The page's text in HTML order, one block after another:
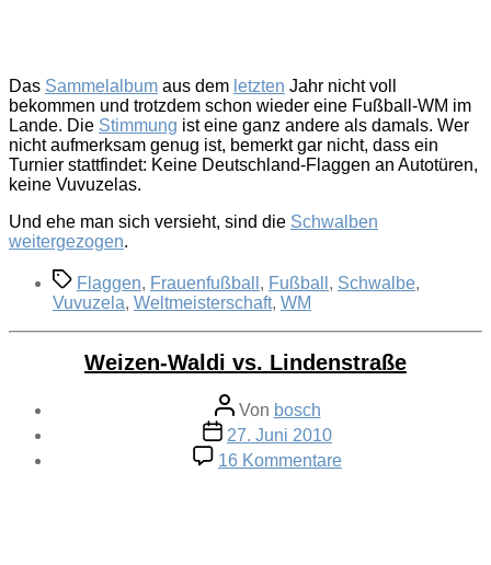
Das Sammelalbum aus dem letzten Jahr nicht voll
bekommen und trotzdem schon wieder eine Fußball-WM im
Lande. Die Stimmung ist eine ganz andere als damals. Wer
nicht aufmerksam genug ist, bemerkt gar nicht, dass ein
Turnier stattfindet: Keine Deutschland-Flaggen an Autotüren,
keine Vuvuzelas.
Und ehe man sich versieht, sind die Schwalben
weitergezogen.
Schlagwörter
Flaggen, Frauenfußball , Fußball , Schwalbe,
Vuvuzela, Weltmeisterschaft, WM
Weizen-Waldi vs. Lindenstraße
Beitragsautor
Von bosch
Veröffentlichungsdatum
27. Juni 2010
16 Kommentare
Weizen-